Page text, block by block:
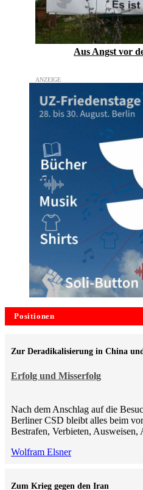
Aus Angst vor
Positionen
Erfolg und Misserfolg
Zur Deradikalisierung in China
Nach dem Anschlag auf die
Berliner CSD bleibt alles beim
Bestrafen, Verbieten,
Wolfram Elsner
Zum Krieg gegen den Iran